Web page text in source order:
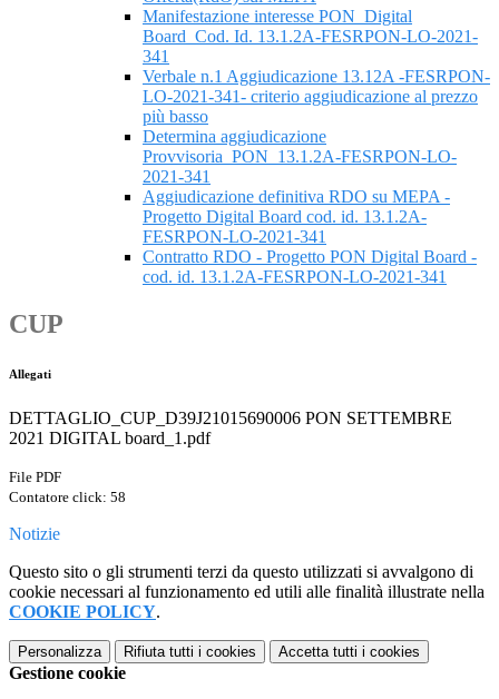
Manifestazione interesse PON_Digital
Board_Cod. Id. 13.1.2A-FESRPON-LO-2021-
341
Verbale n.1 Aggiudicazione 13.12A -FESRPON-
LO-2021-341- criterio aggiudicazione al prezzo
più basso
Determina aggiudicazione
Provvisoria_PON_13.1.2A-FESRPON-LO-
2021-341
Aggiudicazione definitiva RDO su MEPA -
Progetto Digital Board cod. id. 13.1.2A-
FESRPON-LO-2021-341
Contratto RDO - Progetto PON Digital Board -
cod. id. 13.1.2A-FESRPON-LO-2021-341
CUP
Allegati
DETTAGLIO_CUP_D39J21015690006 PON SETTEMBRE
2021 DIGITAL board_1.pdf
File PDF
Contatore click: 58
Notizie
Questo sito o gli strumenti terzi da questo utilizzati si avvalgono di
cookie necessari al funzionamento ed utili alle finalità illustrate nella
COOKIE POLICY.
Personalizza Rifiuta tutti i cookies Accetta tutti i cookies
Gestione cookie